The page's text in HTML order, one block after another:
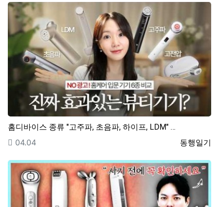
홈디바이스 종류 "고주파, 초음파, 하이프, LDM" …
등록자
동행일기
등록일
04.04